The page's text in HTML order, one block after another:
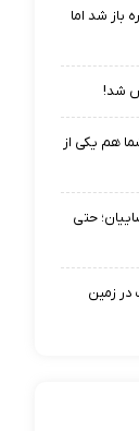
در نقل‌وانتقالات؛ ۳ پنجره باز شد اما
شد!
هم یکی از
حتی
در زمین